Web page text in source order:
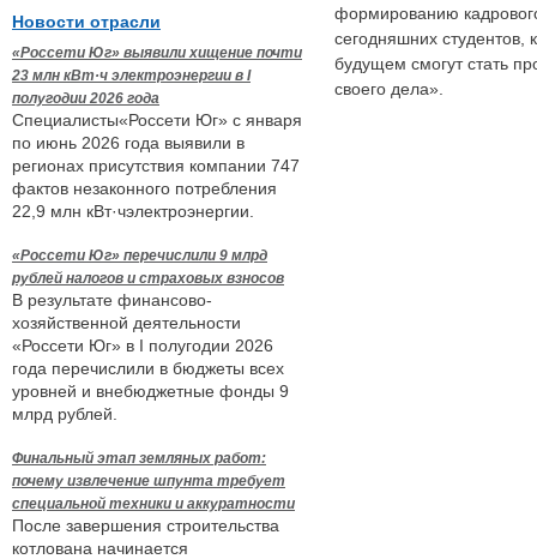
Новости отрасли
«Россети Юг» выявили хищение почти
23 млн кВт·ч электроэнергии в I
полугодии 2026 года
Специалисты«Россети Юг» с января
по июнь 2026 года выявили в
регионах присутствия компании 747
фактов незаконного потребления
22,9 млн кВт·чэлектроэнергии.
«Россети Юг» перечислили 9 млрд
рублей налогов и страховых взносов
В результате финансово-
хозяйственной деятельности
«Россети Юг» в I полугодии 2026
года перечислили в бюджеты всех
уровней и внебюджетные фонды 9
млрд рублей.
Финальный этап земляных работ:
почему извлечение шпунта требует
специальной техники и аккуратности
После завершения строительства
котлована начинается
формированию
сегодняшних студентов,
будущем смогут стать
своего дела».